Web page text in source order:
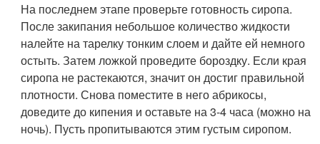
На последнем этапе проверьте готовность сиропа.
После закипания небольшое количество жидкости
налейте на тарелку тонким слоем и дайте ей немного
остыть. Затем ложкой проведите бороздку. Если края
сиропа не растекаются, значит он достиг правильной
плотности. Снова поместите в него абрикосы,
доведите до кипения и оставьте на 3-4 часа (можно на
ночь). Пусть пропитываются этим густым сиропом.